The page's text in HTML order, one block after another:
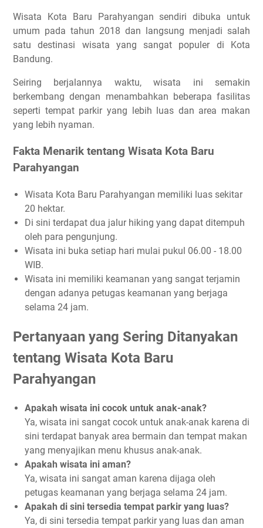
Wisata Kota Baru Parahyangan sendiri dibuka untuk
umum pada tahun 2018 dan langsung menjadi salah
satu destinasi wisata yang sangat populer di Kota
Bandung.
Seiring berjalannya waktu, wisata ini semakin
berkembang dengan menambahkan beberapa fasilitas
seperti tempat parkir yang lebih luas dan area makan
yang lebih nyaman.
Fakta Menarik tentang Wisata Kota Baru
Parahyangan
Wisata Kota Baru Parahyangan memiliki luas sekitar
20 hektar.
Di sini terdapat dua jalur hiking yang dapat ditempuh
oleh para pengunjung.
Wisata ini buka setiap hari mulai pukul 06.00 - 18.00
WIB.
Wisata ini memiliki keamanan yang sangat terjamin
dengan adanya petugas keamanan yang berjaga
selama 24 jam.
Pertanyaan yang Sering Ditanyakan
tentang Wisata Kota Baru
Parahyangan
Apakah wisata ini cocok untuk anak-anak?
Ya, wisata ini sangat cocok untuk anak-anak karena di
sini terdapat banyak area bermain dan tempat makan
yang menyajikan menu khusus anak-anak.
Apakah wisata ini aman?
Ya, wisata ini sangat aman karena dijaga oleh
petugas keamanan yang berjaga selama 24 jam.
Apakah di sini tersedia tempat parkir yang luas?
Ya, di sini tersedia tempat parkir yang luas dan aman